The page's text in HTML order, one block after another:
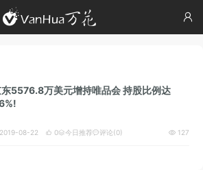
 
5576.8万美元增持唯品会 持股比例达
2019-08-22  0  127
今日推荐评论(0)